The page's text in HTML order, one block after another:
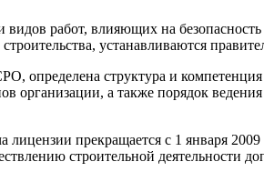
работ, влияющих на
устанавливаются
определена структура и компетенция
организации, а также порядок ведения
прекращается с 1 января 2009
строительной деятельности